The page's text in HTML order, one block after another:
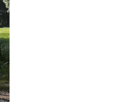
Erlebnisse
Radfahren